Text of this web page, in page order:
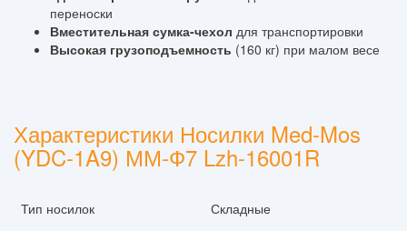
переноски
Вместительная сумка-чехол для транспортировки
Высокая грузоподъемность (160 кг) при малом весе
Характеристики Носилки Med-Mos
(YDC-1A9) ММ-Ф7 Lzh-16001R
Тип носилок
Складные